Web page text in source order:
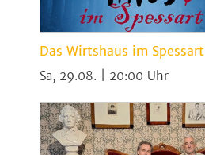
Das Wirtshaus im Spessart
Sa, 29.08. | 20:00